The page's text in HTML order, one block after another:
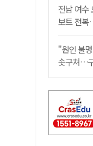
전남 여수
보트 전
"원인 불
솟구쳐…